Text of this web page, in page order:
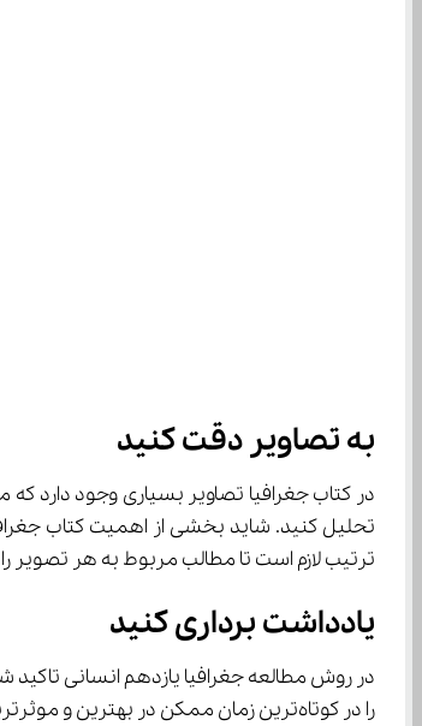
به تصاویر دقت کنید
تحلیل کنید. شاید بخشی از اهمیت کتاب
ترتیب لازم است تا مطالب مربوط به هر تصویر
یادداشت برداری کنید
را در کوتاه‌ترین زمان ممکن در